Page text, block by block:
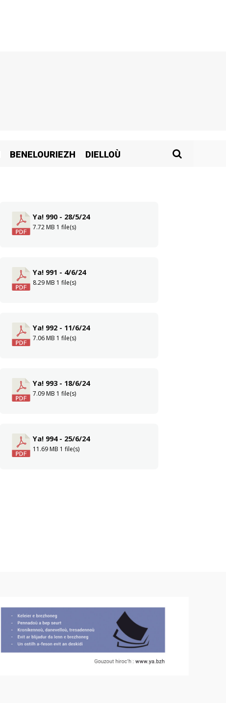
BENELOURIEZH DIELLOÙ
Ya! 990 - 28/5/24
7.72 MB 1 file(s)
Ya! 991 - 4/6/24
8.29 MB 1 file(s)
Ya! 992 - 11/6/24
7.06 MB 1 file(s)
Ya! 993 - 18/6/24
7.09 MB 1 file(s)
Ya! 994 - 25/6/24
11.69 MB 1 file(s)